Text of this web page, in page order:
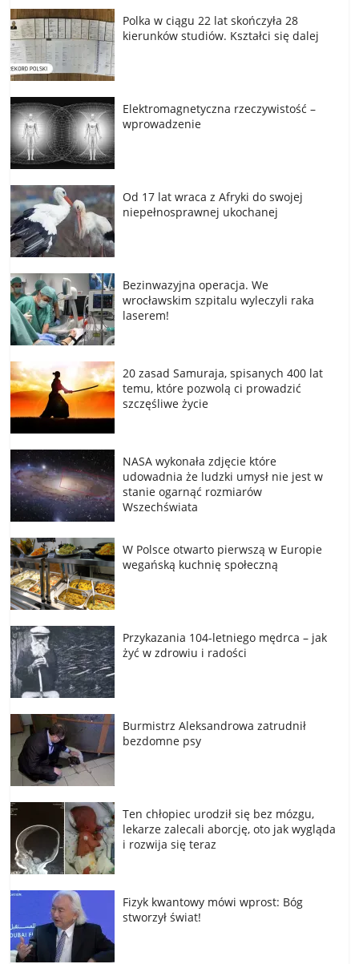
Polka w ciągu 22 lat skończyła 28
kierunków studiów. Kształci się dalej
Elektromagnetyczna rzeczywistość –
wprowadzenie
Od 17 lat wraca z Afryki do swojej
niepełnosprawnej ukochanej
Bezinwazyjna operacja. We
wrocławskim szpitalu wyleczyli raka
laserem!
20 zasad Samuraja, spisanych 400 lat
temu, które pozwolą ci prowadzić
szczęśliwe życie
NASA wykonała zdjęcie które
udowadnia że ludzki umysł nie jest w
stanie ogarnąć rozmiarów
Wszechświata
W Polsce otwarto pierwszą w Europie
wegańską kuchnię społeczną
Przykazania 104-letniego mędrca – jak
żyć w zdrowiu i radości
Burmistrz Aleksandrowa zatrudnił
bezdomne psy
Ten chłopiec urodził się bez mózgu,
lekarze zalecali aborcję, oto jak wygląda
i rozwija się teraz
Fizyk kwantowy mówi wprost: Bóg
stworzył świat!